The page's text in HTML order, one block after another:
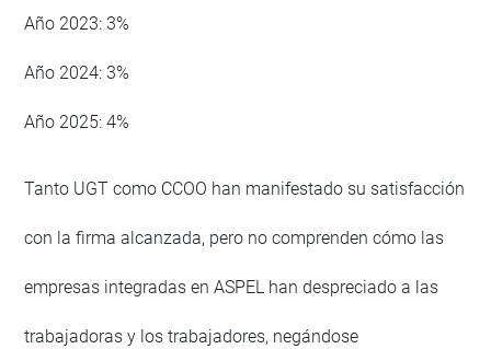
Año 2023: 3%
Año 2024: 3%
Año 2025: 4%
Tanto UGT como CCOO han manifestado su satisfacción
con la firma alcanzada, pero no comprenden cómo las
empresas integradas en ASPEL han despreciado a las
trabajadoras y los trabajadores, negándose